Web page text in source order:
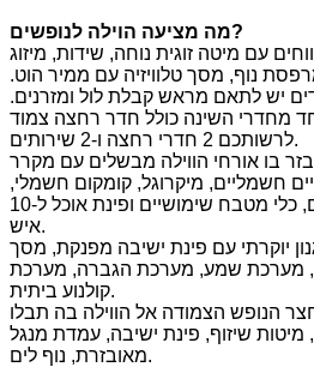
מה מציעה הוילה לנופשים?
מרווחים עם מיטה זוגית נוחה, שידות, מיזוג
נוף, מסך טלוויזיה עם ממיר הוט.
יש לתאם מראש קבלת לול ומזרנים.
לרשותכם 2 חדרי רחצה ו-2 שירותים.
בו אורחי הווילה מבשלים עם מקרר
חשמליים, מיקרוגל, קומקום חשמלי,
מכונת אספרסו, 2 כיורים, כלי מטבח שימושיים ופינת אוכל ל-10
איש.
יוקרתי עם פינת ישיבה מפנקת, מסך
הוט, מערכת שמע, מערכת הגברה, מערכת
קולנוע ביתית.
הנופש הצמודה אל הווילה בה תבלו
שיזוף, פינת ישיבה, עמדת מנגל
מאובזרת, נוף לים.